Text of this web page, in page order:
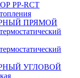
PP-RCT
ПРЯМОЙ
УГЛОВОЙ